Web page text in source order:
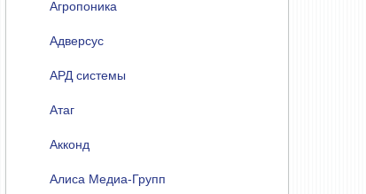
Агропоника
Адверсус
АРД системы
Атаг
Акконд
Алиса Медиа-Групп